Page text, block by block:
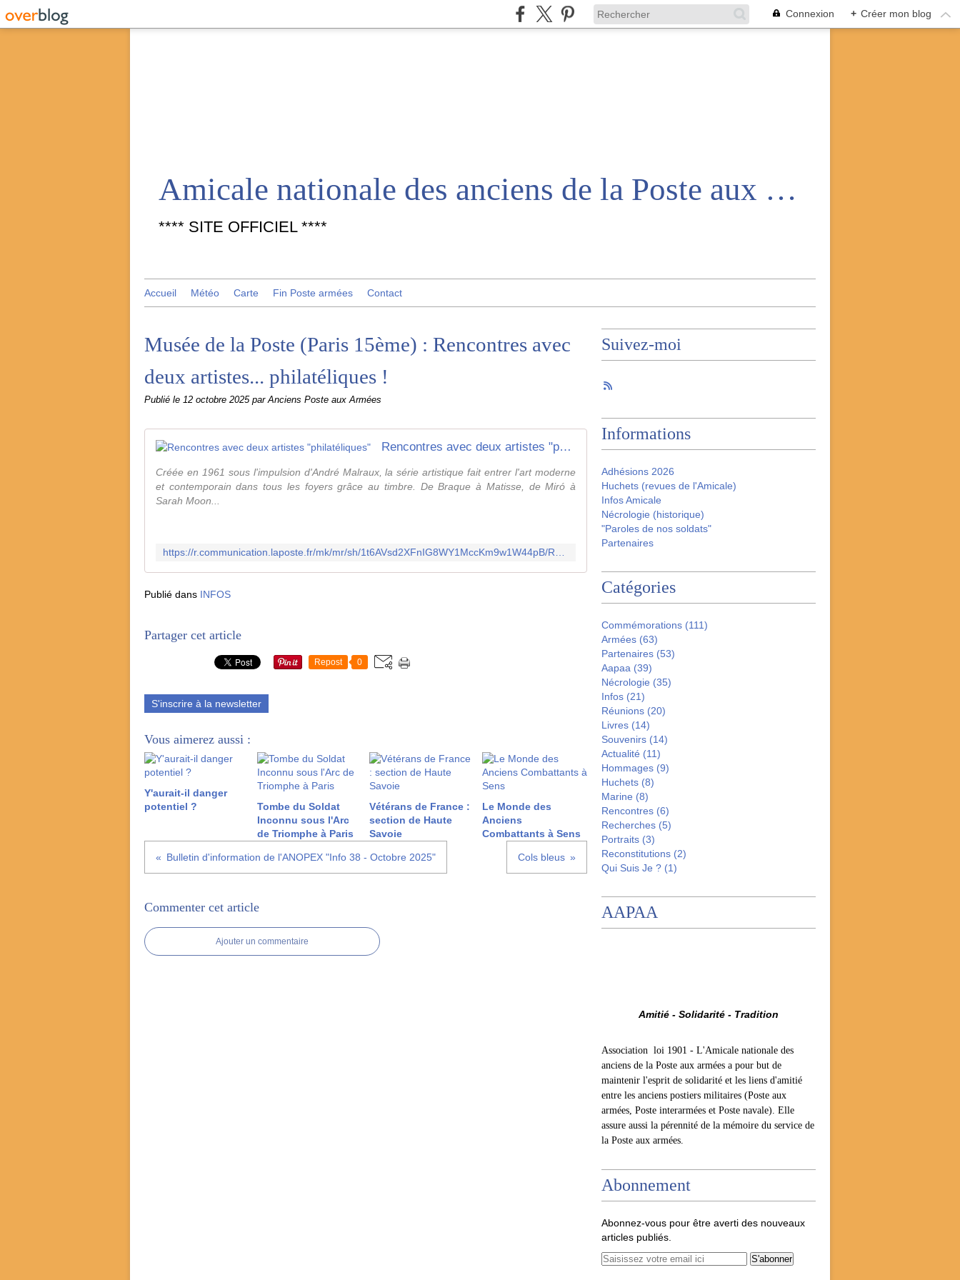
Connexion + Créer mon blog
Amicale nationale des anciens de la Poste aux armées
**** SITE OFFICIEL ****
Accueil Météo Carte Fin Poste armées Contact
Musée de la Poste (Paris 15ème) : Rencontres avec
deux artistes... philatéliques !
Publié le 12 octobre 2025 par Anciens Poste aux Armées
Rencontres avec deux artistes "philatéliques"
Créée en 1961 sous l'impulsion d'André Malraux, la série artistique fait entrer l'art moderne
et contemporain dans tous les foyers grâce au timbre. De Braque à Matisse, de Miró à
Sarah Moon...
Publié dans INFOS
Partager cet article
Repost 0
S'inscrire à la newsletter
Vous aimerez aussi :
Y'aurait-il danger
potentiel ?
Tombe du Soldat
Inconnu sous l'Arc
de Triomphe à Paris
Vétérans de France :
section de Haute
Savoie
Le Monde des
Anciens
Combattants à Sens
Bulletin d'information de l'ANOPEX "Info 38 - Octobre 2025" Cols bleus
Commenter cet article
Ajouter un commentaire
Suivez-moi
Informations
Adhésions 2026
Huchets (revues de l'Amicale)
Infos Amicale
Nécrologie (historique)
"Paroles de nos soldats"
Partenaires
Catégories
Commémorations (111)
Armées (63)
Partenaires (53)
Aapaa (39)
Nécrologie (35)
Infos (21)
Réunions (20)
Livres (14)
Souvenirs (14)
Actualité (11)
Hommages (9)
Huchets (8)
Marine (8)
Rencontres (6)
Recherches (5)
Portraits (3)
Reconstitutions (2)
Qui Suis Je ? (1)
AAPAA
Amitié - Solidarité - Tradition
Association loi 1901 - L'Amicale nationale des
anciens de la Poste aux armées a pour but de
maintenir l'esprit de solidarité et les liens d'amitié
entre les anciens postiers militaires (Poste aux
armées, Poste interarmées et Poste navale). Elle
assure aussi la pérennité de la mémoire du service de
la Poste aux armées.
Abonnement
Abonnez-vous pour être averti des nouveaux
articles publiés.